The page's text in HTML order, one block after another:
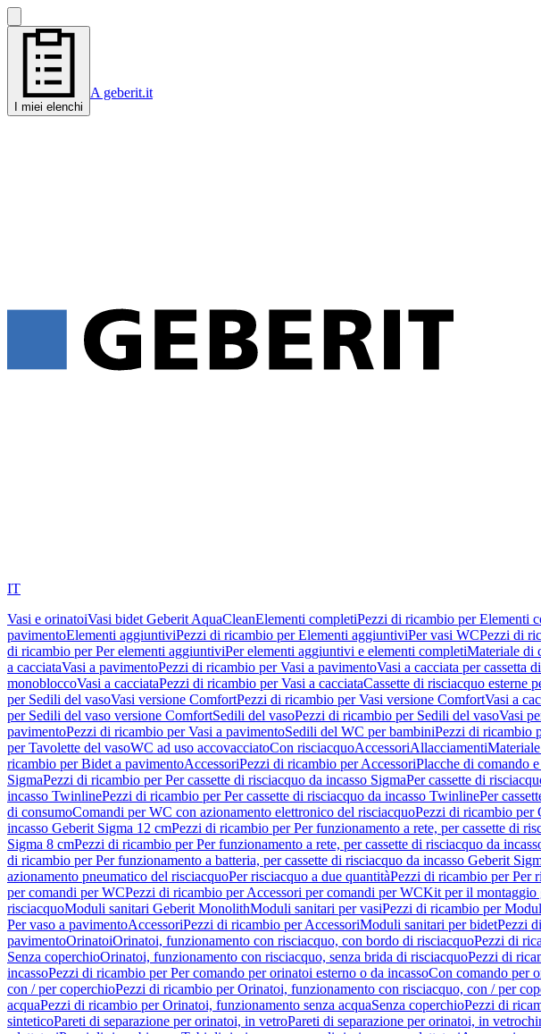
I miei elenchi
A geberit.it
IT
Vasi e orinatoiVasi bidet Geberit AquaCleanElementi completiPezzi di ricambio per Elementi
pavimentoElementi aggiuntiviPezzi di ricambio per Elementi aggiuntiviPer vasi WCPezzi di
di ricambio per Per elementi aggiuntiviPer elementi aggiuntivi e elementi completiMateriale di
a cacciataVasi a pavimentoPezzi di ricambio per Vasi a pavimentoVasi a cacciata per cassetta
monobloccoVasi a cacciataPezzi di ricambio per Vasi a cacciataCassette di risciacquo esterne
per Sedili del vasoVasi versione ComfortPezzi di ricambio per Vasi versione ComfortVasi a
per Sedili del vaso versione ComfortSedili del vasoPezzi di ricambio per Sedili del vasoVasi
pavimentoPezzi di ricambio per Vasi a pavimentoSedili del WC per bambiniPezzi di ricambio
per Tavolette del vasoWC ad uso accovacciatoCon risciacquoAccessoriAllacciamenti
ricambio per Bidet a pavimentoAccessoriPezzi di ricambio per AccessoriPlacche di comando
SigmaPezzi di ricambio per Per cassette di risciacquo da incasso SigmaPer cassette di
incasso TwinlinePezzi di ricambio per Per cassette di risciacquo da incasso TwinlinePer
di consumoComandi per WC con azionamento elettronico del risciacquoPezzi di ricambio per
incasso Geberit Sigma 12 cmPezzi di ricambio per Per funzionamento a rete, per cassette di
Sigma 8 cmPezzi di ricambio per Per funzionamento a rete, per cassette di risciacquo da
di ricambio per Per funzionamento a batteria, per cassette di risciacquo da incasso Geberit
azionamento pneumatico del risciacquoPer risciacquo a due quantitàPezzi di ricambio per Per
per comandi per WCPezzi di ricambio per Accessori per comandi per WCKit per il montaggio
risciacquoModuli sanitari Geberit MonolithModuli sanitari per vasiPezzi di ricambio per
Per vaso a pavimentoAccessoriPezzi di ricambio per AccessoriModuli sanitari per bidetPezzi
pavimentoOrinatoiOrinatoi, funzionamento con risciacquo, con bordo di risciacquoPezzi di
Senza coperchioOrinatoi, funzionamento con risciacquo, senza brida di risciacquoPezzi di
incassoPezzi di ricambio per Per comando per orinatoi esterno o da incassoCon comando per
con / per coperchioPezzi di ricambio per Orinatoi, funzionamento con risciacquo, con / per
acquaPezzi di ricambio per Orinatoi, funzionamento senza acquaSenza coperchioPezzi di
sinteticoPareti di separazione per orinatoi, in vetroPareti di separazione per orinatoi, in